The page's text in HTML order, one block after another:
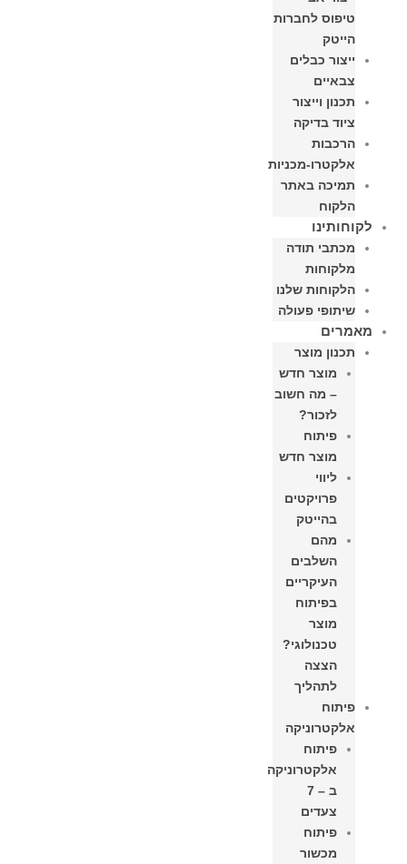
טיפוס לחברות
הייטק
ייצור כבלים
צבאיים
תכנון וייצור
ציוד בדיקה
הרכבות
אלקטרו-מכניות
תמיכה באתר
הלקוח
לקוחותינו
מכתבי תודה
מלקוחות
הלקוחות שלנו
שיתופי פעולה
מאמרים
תכנון מוצר
מוצר חדש
– מה חשוב
לזכור?
פיתוח
מוצר חדש
ליווי
פרויקטים
בהייטק
מהם
השלבים
העיקריים
בפיתוח
מוצר
טכנולוגי?
הצצה
לתהליך
פיתוח
אלקטרוניקה
פיתוח
אלקטרוניקה
ב – 7
צעדים
פיתוח
מכשור